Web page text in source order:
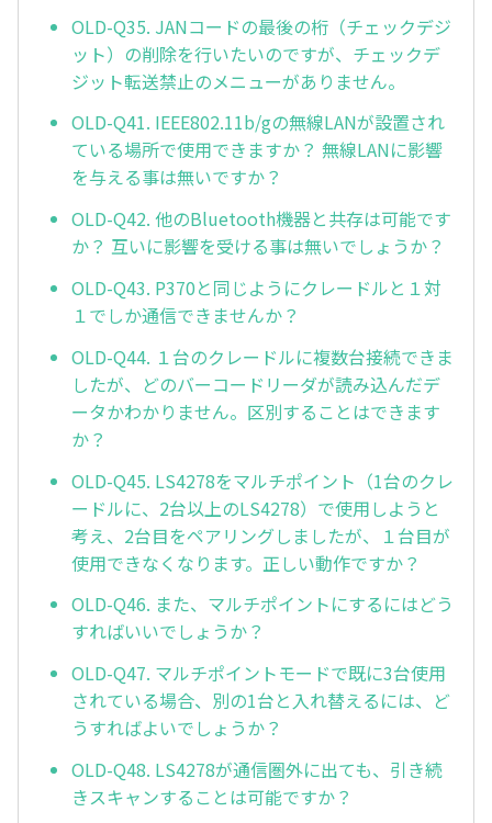
OLD-Q35. JANコードの最後の桁（チェックデジ
ット）の削除を行いたいのですが、チェックデ
ジット転送禁止のメニューがありません。
OLD-Q41. IEEE802.11b/gの無線LANが設置され
ている場所で使用できますか？ 無線LANに影響
を与える事は無いですか？
OLD-Q42. 他のBluetooth機器と共存は可能です
か？ 互いに影響を受ける事は無いでしょうか？
OLD-Q43. P370と同じようにクレードルと１対
１でしか通信できませんか？
OLD-Q44. １台のクレードルに複数台接続できま
したが、どのバーコードリーダが読み込んだデ
ータかわかりません。区別することはできます
か？
OLD-Q45. LS4278をマルチポイント（1台のクレ
ードルに、2台以上のLS4278）で使用しようと
考え、2台目をペアリングしましたが、１台目が
使用できなくなります。正しい動作ですか？
OLD-Q46. また、マルチポイントにするにはどう
すればいいでしょうか？
OLD-Q47. マルチポイントモードで既に3台使用
されている場合、別の1台と入れ替えるには、ど
うすればよいでしょうか？
OLD-Q48. LS4278が通信圏外に出ても、引き続
きスキャンすることは可能ですか？